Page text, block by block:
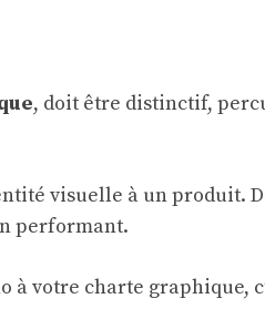
, doit être distinctif,
visuelle à un produit.
performant.
votre charte graphique,